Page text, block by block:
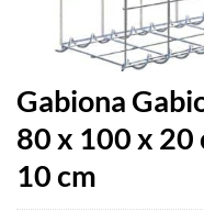
Gabiona
80 x 100 x 20
10 cm